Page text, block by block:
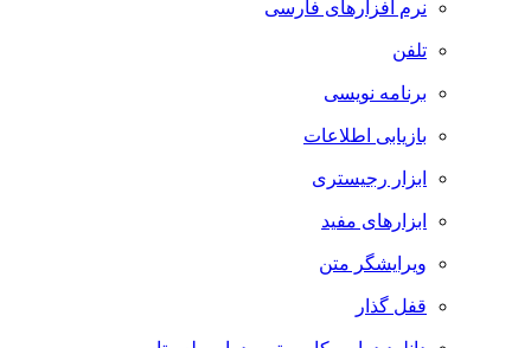
نرم افزارهای فارسی
تلفن
برنامه نویسی
بازیابی اطلاعات
ابزار رجیستری
ابزارهای مفید
ویرایشگر متن
قفل گذار